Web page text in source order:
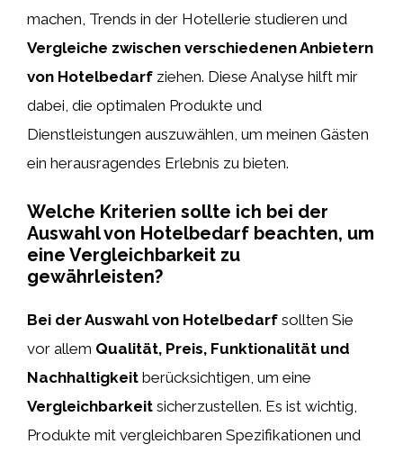
machen, Trends in der Hotellerie studieren und
Vergleiche zwischen verschiedenen Anbietern
von Hotelbedarf ziehen. Diese Analyse hilft mir
dabei, die optimalen Produkte und
Dienstleistungen auszuwählen, um meinen Gästen
ein herausragendes Erlebnis zu bieten.
Welche Kriterien sollte ich bei der
Auswahl von Hotelbedarf beachten, um
eine Vergleichbarkeit zu
gewährleisten?
Bei der Auswahl von Hotelbedarf sollten Sie
vor allem Qualität, Preis, Funktionalität und
Nachhaltigkeit berücksichtigen, um eine
Vergleichbarkeit sicherzustellen. Es ist wichtig,
Produkte mit vergleichbaren Spezifikationen und